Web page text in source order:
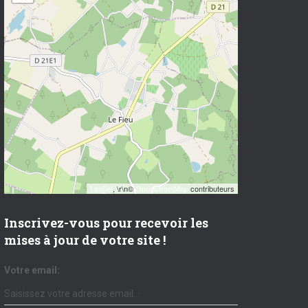
Leaflet, \r\n© OpenStreetMap contributeurs
Inscrivez-vous pour recevoir les
mises à jour de votre site !
Votre email: